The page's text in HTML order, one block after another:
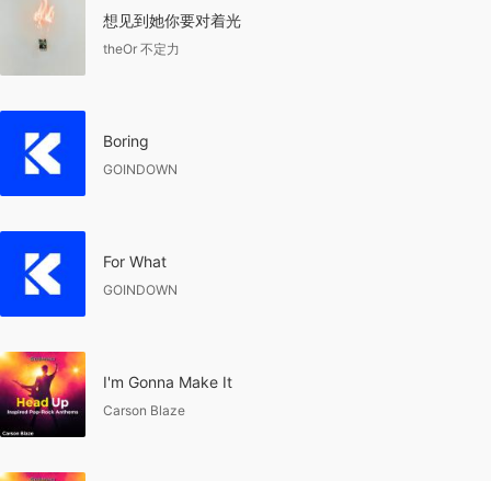
想见到她你要对着光
theOr 不定力
Boring
GOINDOWN
For What
GOINDOWN
I'm Gonna Make It
Carson Blaze